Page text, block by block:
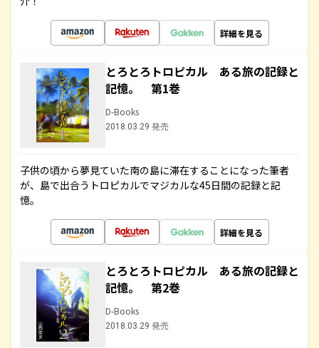
詳細を見る
とろとろトロピカル ある旅の記録と
記憶。 第1巻
D-Books
2018.03.29 発売
子供の頃から夢見ていた南の島に滞在することになった筆者
が、島で出合うトロピカルでマジカルな45日間の記録と記
憶。
詳細を見る
とろとろトロピカル ある旅の記録と
記憶。 第2巻
D-Books
2018.03.29 発売